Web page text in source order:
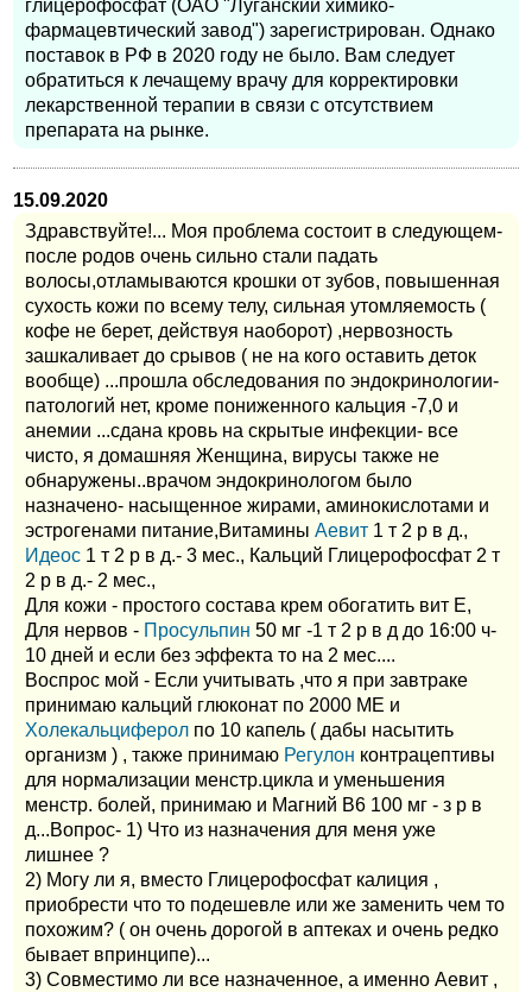
глицерофосфат (ОАО "Луганский химико-
фармацевтический завод") зарегистрирован. Однако
поставок в РФ в 2020 году не было. Вам следует
обратиться к лечащему врачу для корректировки
лекарственной терапии в связи с отсутствием
препарата на рынке.
15.09.2020
Здравствуйте!... Моя проблема состоит в следующем-
после родов очень сильно стали падать
волосы,отламываются крошки от зубов, повышенная
сухость кожи по всему телу, сильная утомляемость (
кофе не берет, действуя наоборот) ,нервозность
зашкаливает до срывов ( не на кого оставить деток
вообще) ...прошла обследования по эндокринологии-
патологий нет, кроме пониженного кальция -7,0 и
анемии ...сдана кровь на скрытые инфекции- все
чисто, я домашняя Женщина, вирусы также не
обнаружены..врачом эндокринологом было
назначено- насыщенное жирами, аминокислотами и
эстрогенами питание,Витамины Аевит 1 т 2 р в д.,
Идеос 1 т 2 р в д.- 3 мес., Кальций Глицерофосфат 2 т
2 р в д.- 2 мес.,
Для кожи - простого состава крем обогатить вит Е,
Для нервов - Просульпин 50 мг -1 т 2 р в д до 16:00 ч-
10 дней и если без эффекта то на 2 мес....
Воспрос мой - Если учитывать ,что я при завтраке
принимаю кальций глюконат по 2000 МЕ и
Холекальциферол по 10 капель ( дабы насытить
организм ) , также принимаю Регулон контрацептивы
для нормализации менстр.цикла и уменьшения
менстр. болей, принимаю и Магний В6 100 мг - з р в
д...Вопрос- 1) Что из назначения для меня уже
лишнее ?
2) Могу ли я, вместо Глицерофосфат калиция ,
приобрести что то подешевле или же заменить чем то
похожим? ( он очень дорогой в аптеках и очень редко
бывает впринципе)...
3) Совместимо ли все назначенное, а именно Аевит ,